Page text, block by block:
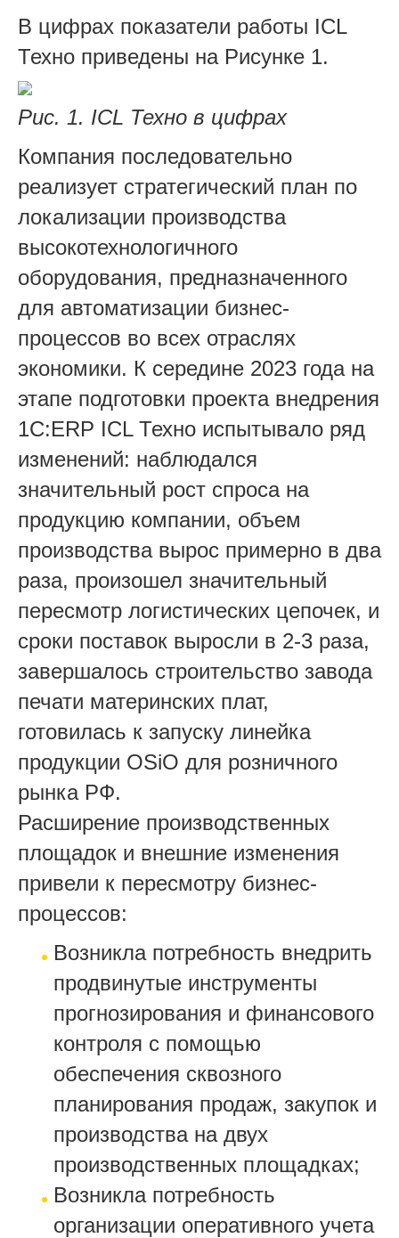
В цифрах показатели работы ICL
Техно приведены на Рисунке 1.
Рис. 1. ICL Техно в цифрах
Компания последовательно
реализует стратегический план по
локализации производства
высокотехнологичного
оборудования, предназначенного
для автоматизации бизнес-
процессов во всех отраслях
экономики. К середине 2023 года на
этапе подготовки проекта внедрения
1С:ERP ICL Техно испытывало ряд
изменений: наблюдался
значительный рост спроса на
продукцию компании, объем
производства вырос примерно в два
раза, произошел значительный
пересмотр логистических цепочек, и
сроки поставок выросли в 2-3 раза,
завершалось строительство завода
печати материнских плат,
готовилась к запуску линейка
продукции OSiO для розничного
рынка РФ.
Расширение производственных
площадок и внешние изменения
привели к пересмотру бизнес-
процессов:
Возникла потребность внедрить
продвинутые инструменты
прогнозирования и финансового
контроля с помощью
обеспечения сквозного
планирования продаж, закупок и
производства на двух
производственных площадках;
Возникла потребность
организации оперативного учета